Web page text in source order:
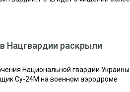
Нацгвардии раскрыли
Национальной гвардии Украины
Су-24М на военном аэродроме